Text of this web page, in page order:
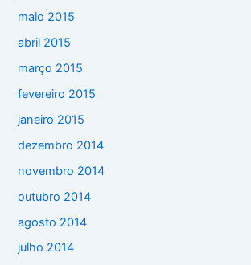
maio 2015
abril 2015
março 2015
fevereiro 2015
janeiro 2015
dezembro 2014
novembro 2014
outubro 2014
agosto 2014
julho 2014